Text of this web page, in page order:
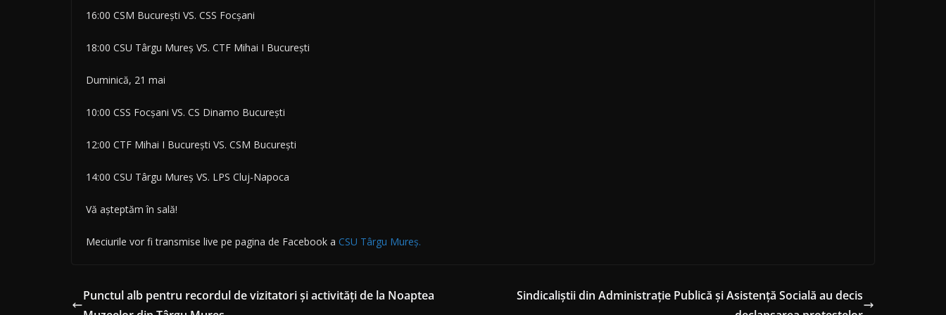
16:00 CSM București VS. CSS Focșani
18:00 CSU Târgu Mureș VS. CTF Mihai I București
Duminică, 21 mai
10:00 CSS Focșani VS. CS Dinamo București
12:00 CTF Mihai I București VS. CSM București
14:00 CSU Târgu Mureș VS. LPS Cluj-Napoca
Vă așteptăm în sală!
Meciurile vor fi transmise live pe pagina de Facebook a CSU Târgu Mureș.
Punctul alb pentru recordul de vizitatori și activități de la Noaptea
Sindicaliştii din Administraţie Publică şi Asistenţă Socială au decis